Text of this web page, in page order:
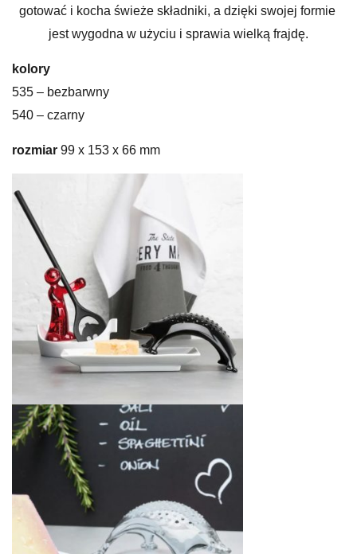
gotować i kocha świeże składniki, a dzięki swojej formie
jest wygodna w użyciu i sprawia wielką frajdę.
kolory
535 – bezbarwny
540 – czarny
rozmiar 99 x 153 x 66 mm